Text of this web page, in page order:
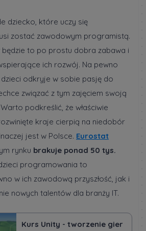
dziecko, które uczy się
zostać zawodowym programistą.
będzie to po prostu dobra zabawa i
ich rozwój. Na pewno
odkryje w sobie pasję do
związać z tym zajęciem swoją
podkreślić, że właściwie
kraje cierpią na niedobór
jest w Polsce. Eurostat
rynku brakuje ponad 50 tys.
programowania to
w ich zawodową przyszłość, jak i
nowych talentów dla branży IT.
Kurs Unity - tworzenie gier